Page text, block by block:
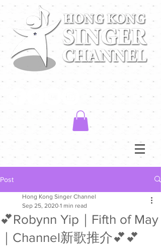
Post
💕Robynn Yip｜Fifth of May
｜Channel新歌推介💕💕
Hong Kong Singer Channel
Sep 25, 2020 1 min read